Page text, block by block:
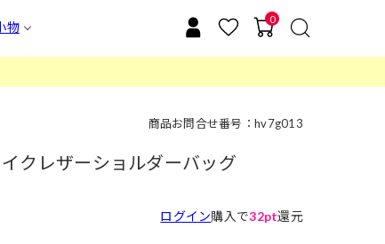
物
0
商品お問合せ番号：hv7g013
クレザーショルダーバッグ
ログイン購入で32pt還元